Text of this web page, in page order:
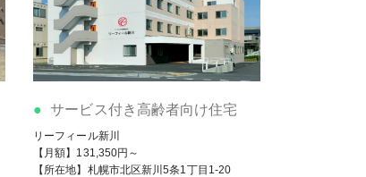
サービス付き高齢者向け住宅
リーフィール新川
【月額】131,350円～
【所在地】札幌市北区新川5条1丁目1-20